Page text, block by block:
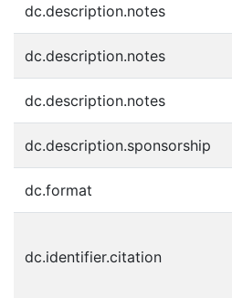
dc.description.notes
dc.description.notes
dc.description.notes
dc.description.sponsorship
dc.format
dc.identifier.citation